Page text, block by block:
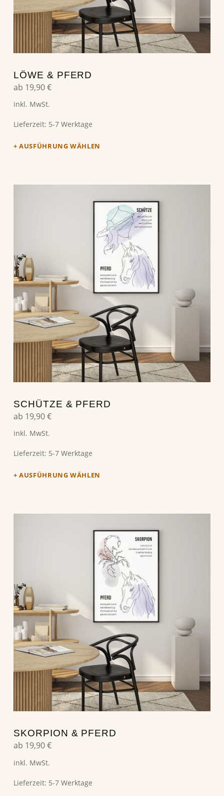
LÖWE & PFERD
ab 19,90€
inkl. MwSt.
Lieferzeit: 5-7 Werktage
AUSFÜHRUNG WÄHLEN
SCHÜTZE & PFERD
ab 19,90€
inkl. MwSt.
Lieferzeit: 5-7 Werktage
AUSFÜHRUNG WÄHLEN
SKORPION & PFERD
ab 19,90€
inkl. MwSt.
Lieferzeit: 5-7 Werktage